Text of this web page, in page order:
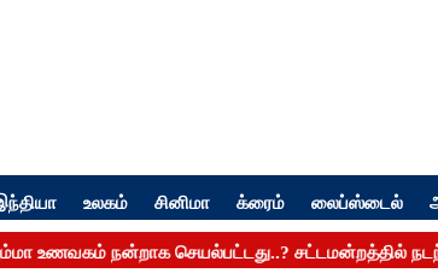
உலகம் சினிமா க்ரைம் லைப்ஸ்டைல்